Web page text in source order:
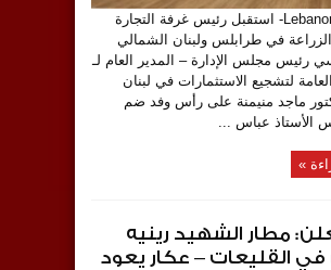
Lebanon On Time- استقبل رئيس غرفة التجارة
في طرابلس ولبنان الشمالي
رئيس مجلس الإدارة – المدير العام لـ
لتشجيع الاستثمارات في لبنان
ماجد منيمنة على رأس وفد ضم
الأستاذ عباس ...
»
مطار الشهيد رينيه
القليعات – عكار يعود